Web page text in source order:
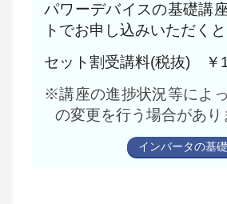
パワーデバイスの基礎講
トでお申し込みいただく
セット割受講料(税抜) ￥
※講座の進捗状況等によ
の変更を⾏う場合があり
インバータの基